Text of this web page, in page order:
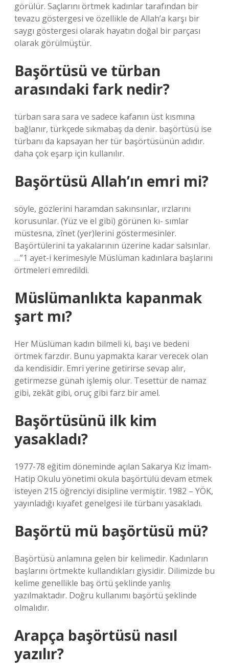
görülür. Saçlarını örtmek kadınlar tarafından bir
tevazu göstergesi ve özellikle de Allah’a karşı bir
saygı göstergesi olarak hayatın doğal bir parçası
olarak görülmüştür.
Başörtüsü ve türban
arasındaki fark nedir?
türban sara sara ve sadece kafanın üst kısmına
bağlanır, türkçede sıkmabaş da denir. başörtüsü ise
türbanı da kapsayan her tür başörtüsünün adıdır.
daha çok eşarp için kullanılır.
Başörtüsü Allah’ın emri mi?
söyle, gözlerini haramdan sakınsınlar, ırzlarını
korusunlar. (Yüz ve el gibi) görünen kı- sımlar
müstesna, zînet (yer)lerini göstermesinler.
Başörtülerini ta yakalarının üzerine kadar salsınlar.
…”1 ayet-i kerimesiyle Müslüman kadınlara başlarını
örtmeleri emredildi.
Müslümanlıkta kapanmak
şart mı?
Her Müslüman kadın bilmeli ki, başı ve bedeni
örtmek farzdır. Bunu yapmakta karar verecek olan
da kendisidir. Emri yerine getirirse sevap alır,
getirmezse günah işlemiş olur. Tesettür de namaz
gibi, zekât gibi, oruç gibi farz bir amel.
Başörtüsünü ilk kim
yasakladı?
1977-78 eğitim döneminde açılan Sakarya Kız İmam-
Hatip Okulu yönetimi okula başörtülü devam etmek
isteyen 215 öğrenciyi disipline vermiştir. 1982 – YÖK,
yayınladığı kıyafet genelgesi ile türbanı yasakladı.
Başörtü mü başörtüsü mü?
Başörtüsü anlamına gelen bir kelimedir. Kadınların
başlarını örtmekte kullandıkları giysidir. Dilimizde bu
kelime genellikle baş örtü şeklinde yanlış
yazılmaktadır. Doğru kullanımı başörtü şeklinde
olmalıdır.
Arapça başörtüsü nasıl
yazılır?